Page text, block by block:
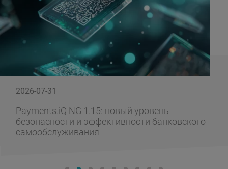
2026-07-31
Payments.iQ NG 1.15: новый уровень
безопасности и эффективности банковского
самообслуживания